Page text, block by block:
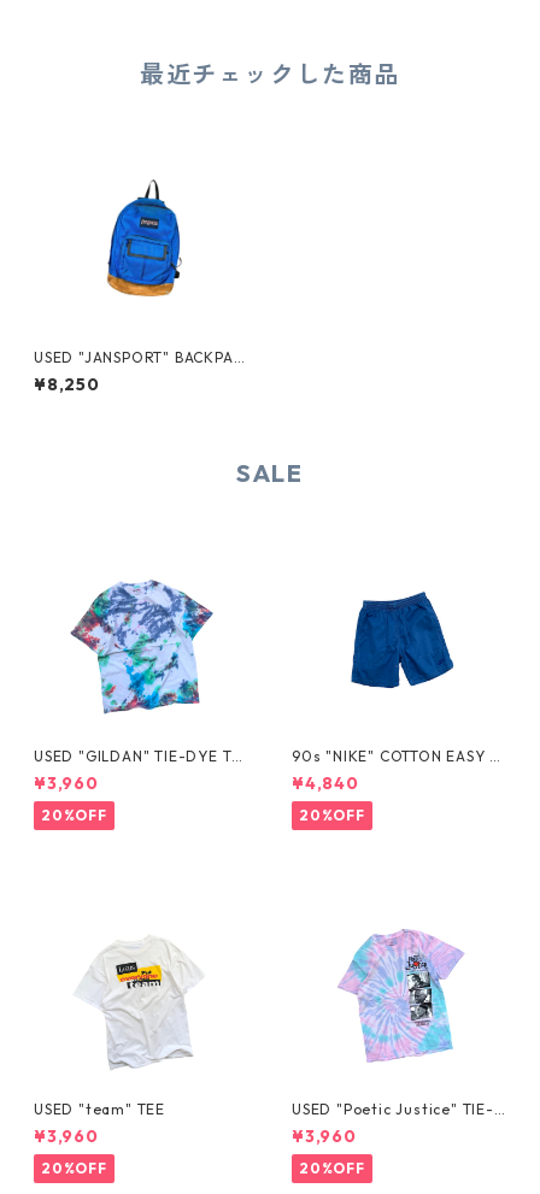
最近チェックした商品
USED "JANSPORT" BACKPAC
K
¥8,250
SALE
USED "GILDAN" TIE-DYE TE
E
¥3,960
20%OFF
90s "NIKE" COTTON EASY S
HORTS
¥4,840
20%OFF
USED "team" TEE
¥3,960
20%OFF
USED "Poetic Justice" TIE-D
YE TEE
¥3,960
20%OFF